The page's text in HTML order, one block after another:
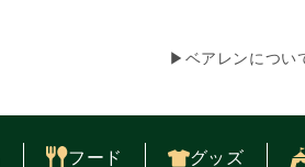
▶︎ベアレンについ
フード グッズ